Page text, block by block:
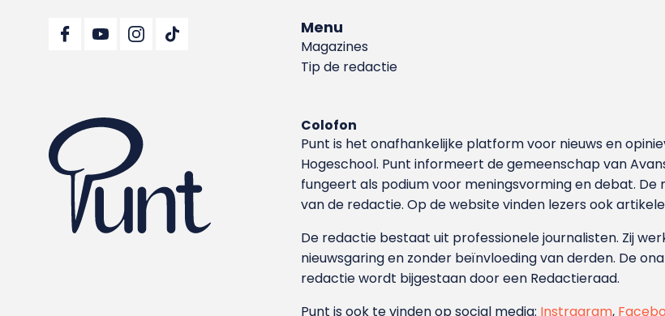
Menu
Magazines
Tip de redactie
Colofon
Punt is het onafhankelijke platform voor nieuws en
Hoge­school. Punt informeert de gemeenschap van
fungeert als podium voor meningsvorming en debat.
van de redactie. Op de website vinden lezers ook
De redactie bestaat uit professionele journalisten. Zij
nieuwsgaring en zonder beïnvloeding van derden. De
redactie wordt bijgestaan door een Redactieraad.
Punt is ook te vinden op social media: Instragram,